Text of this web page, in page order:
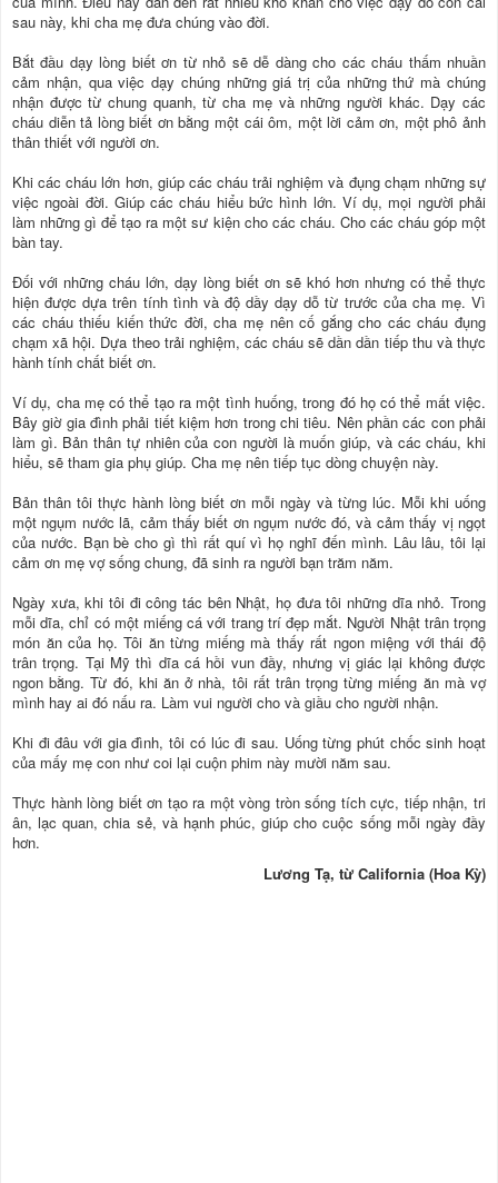
sau này, khi cha mẹ đưa chúng vào đời.
Bắt đầu dạy lòng biết ơn từ nhỏ sẽ dễ dàng cho các cháu thấm nhuần
cảm nhận, qua việc dạy chúng những giá trị của những thứ mà chúng
nhận được từ chung quanh, từ cha mẹ và những người khác. Dạy các
cháu diễn tả lòng biết ơn bằng một cái ôm, một lời cảm ơn, một phô ảnh
thân thiết với người ơn.
Khi các cháu lớn hơn, giúp các cháu trải nghiệm và đụng chạm những sự
việc ngoài đời. Giúp các cháu hiểu bức hình lớn. Ví dụ, mọi người phải
làm những gì để tạo ra một sư kiện cho các cháu. Cho các cháu góp một
bàn tay.
Đối với những cháu lớn, dạy lòng biết ơn sẽ khó hơn nhưng có thể thực
hiện được dựa trên tính tình và độ dầy dạy dỗ từ trước của cha mẹ. Vì
các cháu thiếu kiến thức đời, cha mẹ nên cố gắng cho các cháu đụng
chạm xã hội. Dựa theo trải nghiệm, các cháu sẽ dần dần tiếp thu và thực
hành tính chất biết ơn.
Ví dụ, cha mẹ có thể tạo ra một tình huống, trong đó họ có thể mất việc.
Bây giờ gia đình phải tiết kiệm hơn trong chi tiêu. Nên phần các con phải
làm gì. Bản thân tự nhiên của con người là muốn giúp, và các cháu, khi
hiểu, sẽ tham gia phụ giúp. Cha mẹ nên tiếp tục dòng chuyện này.
Bản thân tôi thực hành lòng biết ơn mỗi ngày và từng lúc. Mỗi khi uống
một ngụm nước lã, cảm thấy biết ơn ngụm nước đó, và cảm thấy vị ngọt
của nước. Bạn bè cho gì thì rất quí vì họ nghĩ đến mình. Lâu lâu, tôi lại
cảm ơn mẹ vợ sống chung, đã sinh ra người bạn trăm năm.
Ngày xưa, khi tôi đi công tác bên Nhật, họ đưa tôi những dĩa nhỏ. Trong
mỗi dĩa, chỉ có một miếng cá với trang trí đẹp mắt. Người Nhật trân trọng
món ăn của họ. Tôi ăn từng miếng mà thấy rất ngon miệng với thái độ
trân trọng. Tại Mỹ thì dĩa cá hồi vun đầy, nhưng vị giác lại không được
ngon bằng. Từ đó, khi ăn ở nhà, tôi rất trân trọng từng miếng ăn mà vợ
mình hay ai đó nấu ra. Làm vui người cho và giầu cho người nhận.
Khi đi đâu với gia đình, tôi có lúc đi sau. Uống từng phút chốc sinh hoạt
của mấy mẹ con như coi lại cuộn phim này mười năm sau.
Thực hành lòng biết ơn tạo ra một vòng tròn sống tích cực, tiếp nhận, tri
ân, lạc quan, chia sẻ, và hạnh phúc, giúp cho cuộc sống mỗi ngày đầy
hơn.
Lương Tạ, từ California (Hoa Kỳ)